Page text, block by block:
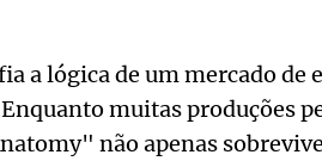
a lógica de um mercado
muitas produções
não apenas